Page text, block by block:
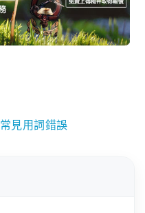
常見用詞錯誤